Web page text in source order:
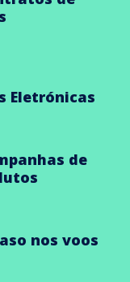
Eletrónicas
de
nos voos